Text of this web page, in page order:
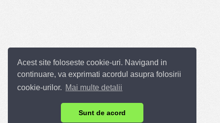
Acest site foloseste cookie-uri. Navigand in
continuare, va exprimati acordul asupra folosirii
cookie-urilor. Mai multe detalii
Sunt de acord